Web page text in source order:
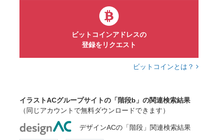
ビットコインアドレスの
登録をリクエスト
ビットコインとは？
イラストACグループサイトの「階段b」の関連検索結果
（同じアカウントで無料ダウンロードできます）
デザインACの「階段」関連検索結果